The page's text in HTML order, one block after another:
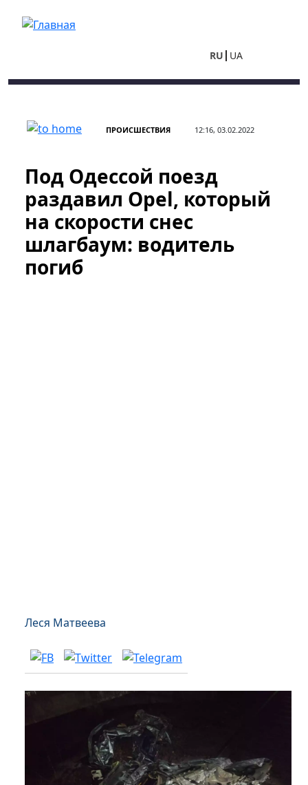
RU UA
ПРОИСШЕСТВИЯ 12:16, 03.02.2022
Под Одессой поезд
раздавил Opel, который
на скорости снес
шлагбаум: водитель
погиб
Леся Матвеева